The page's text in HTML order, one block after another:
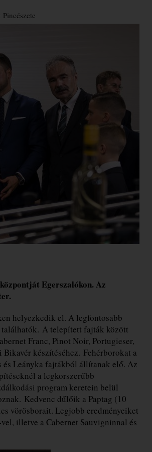
Pincészete
Egerszalókon. Az
helyezkedik el. A legfontosabb
A telepített fajták között
Franc, Pinot Noir, Portugieser,
készítéséhez. Fehérborokat a
Leányka fajtákból állítanak elő. Az
a legkorszerűbb
program keretein belül
Kedvenc dűlőik a Paptag (10
vörösborait. Legjobb eredményeiket
illetve a Cabernet Sauvigninnal és